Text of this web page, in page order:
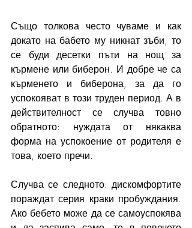
Също толкова често чуваме и как
докато на бабето му никнат зъби, то
се буди десетки пъти на нощ за
кърмене или биберон. И добре че са
кърменето и биберона, за да го
успокояват в този труден период. А в
действителност се случва товно
обратното: нуждата от някаква
форма на успокоение от родителя е
това, което пречи.
Случва се следното: дискомфортите
пораждат серия краки пробуждания.
Ако бебето може да се самоуспокява